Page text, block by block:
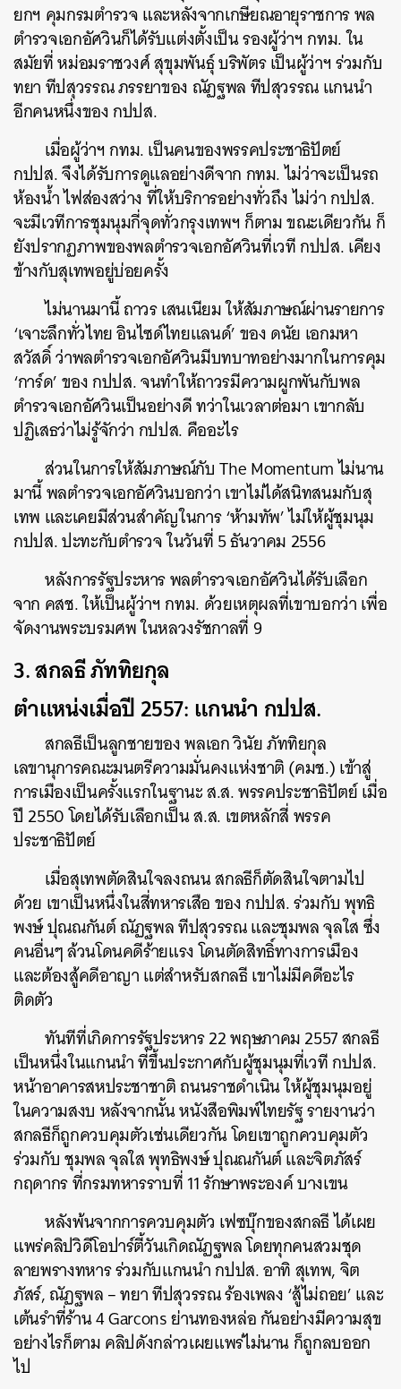
ยกฯ คุมกรมตำรวจ และหลังจากเกษียณอายุราชการ พล
ตำรวจเอกอัศวินก็ได้รับแต่งตั้งเป็น รองผู้ว่าฯ กทม. ใน
สมัยที่ หม่อมราชวงศ์ สุขุมพันธุ์ บริพัตร เป็นผู้ว่าฯ ร่วมกับ
ทยา ทีปสุวรรณ ภรรยาของ ณัฏฐพล ทีปสุวรรณ แกนนำ
อีกคนหนึ่งของ กปปส.
เมื่อผู้ว่าฯ กทม. เป็นคนของพรรคประชาธิปัตย์
กปปส. จึงได้รับการดูแลอย่างดีจาก กทม. ไม่ว่าจะเป็นรถ
ห้องน้ำ ไฟส่องสว่าง ที่ให้บริการอย่างทั่วถึง ไม่ว่า กปปส.
จะมีเวทีการชุมนุมกี่จุดทั่วกรุงเทพฯ ก็ตาม ขณะเดียวกัน ก็
ยังปรากฏภาพของพลตำรวจเอกอัศวินที่เวที กปปส. เคียง
ข้างกับสุเทพอยู่บ่อยครั้ง
ไม่นานมานี้ ถาวร เสนเนียม ให้สัมภาษณ์ผ่านรายการ
‘เจาะลึกทั่วไทย อินไซด์ไทยแลนด์’ ของ ดนัย เอกมหา
สวัสดิ์ ว่าพลตำรวจเอกอัศวินมีบทบาทอย่างมากในการคุม
‘การ์ด’ ของ กปปส. จนทำให้ถาวรมีความผูกพันกับพล
ตำรวจเอกอัศวินเป็นอย่างดี ทว่าในเวลาต่อมา เขากลับ
ปฏิเสธว่าไม่รู้จักว่า กปปส. คืออะไร
ส่วนในการให้สัมภาษณ์กับ The Momentum ไม่นาน
มานี้ พลตำรวจเอกอัศวินบอกว่า เขาไม่ได้สนิทสนมกับสุ
เทพ และเคยมีส่วนสำคัญในการ ‘ห้ามทัพ’ ไม่ให้ผู้ชุมนุม
กปปส. ปะทะกับตำรวจ ในวันที่ 5 ธันวาคม 2556
หลังการรัฐประหาร พลตำรวจเอกอัศวินได้รับเลือก
จาก คสช. ให้เป็นผู้ว่าฯ กทม. ด้วยเหตุผลที่เขาบอกว่า เพื่อ
จัดงานพระบรมศพ ในหลวงรัชกาลที่ 9
3. สกลธี ภัททิยกุล
ตำแหน่งเมื่อปี 2557: แกนนำ กปปส.
สกลธีเป็นลูกชายของ พลเอก วินัย ภัททิยกุล
เลขานุการคณะมนตรีความมั่นคงแห่งชาติ (คมช.) เข้าสู่
การเมืองเป็นครั้งแรกในฐานะ ส.ส. พรรคประชาธิปัตย์ เมื่อ
ปี 2550 โดยได้รับเลือกเป็น ส.ส. เขตหลักสี่ พรรค
ประชาธิปัตย์
เมื่อสุเทพตัดสินใจลงถนน สกลธีก็ตัดสินใจตามไป
ด้วย เขาเป็นหนึ่งในสี่ทหารเสือ ของ กปปส. ร่วมกับ พุทธิ
พงษ์ ปุณณกันต์ ณัฏฐพล ทีปสุวรรณ และชุมพล จุลใส ซึ่ง
คนอื่นๆ ล้วนโดนคดีร้ายแรง โดนตัดสิทธิ์ทางการเมือง
และต้องสู้คดีอาญา แต่สำหรับสกลธี เขาไม่มีคดีอะไร
ติดตัว
ทันทีที่เกิดการรัฐประหาร 22 พฤษภาคม 2557 สกลธี
เป็นหนึ่งในแกนนำ ที่ขึ้นประกาศกับผู้ชุมนุมที่เวที กปปส.
หน้าอาคารสหประชาชาติ ถนนราชดำเนิน ให้ผู้ชุมนุมอยู่
ในความสงบ หลังจากนั้น หนังสือพิมพ์ไทยรัฐ รายงานว่า
สกลธีก็ถูกควบคุมตัวเช่นเดียวกัน โดยเขาถูกควบคุมตัว
ร่วมกับ ชุมพล จุลใส พุทธิพงษ์ ปุณณกันต์ และจิตภัสร์
กฤดากร ที่กรมทหารราบที่ 11 รักษาพระองค์ บางเขน
หลังพ้นจากการควบคุมตัว เฟซบุ๊กของสกลธี ได้เผย
แพร่คลิปวิดีโอปาร์ตี้วันเกิดณัฏฐพล โดยทุกคนสวมชุด
ลายพรางทหาร ร่วมกับแกนนำ กปปส. อาทิ สุเทพ, จิต
ภัสร์, ณัฏฐพล – ทยา ทีปสุวรรณ ร้องเพลง ‘สู้ไม่ถอย’ และ
เต้นรำที่ร้าน 4 Garcons ย่านทองหล่อ กันอย่างมีความสุข
อย่างไรก็ตาม คลิปดังกล่าวเผยแพร่ไม่นาน ก็ถูกลบออก
ไป